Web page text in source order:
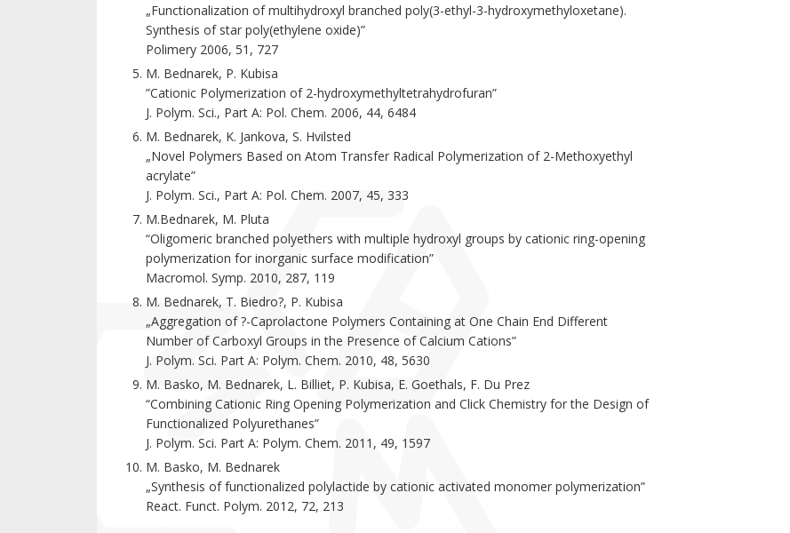
„Functionalization of multihydroxyl branched poly(3-ethyl-3-hydroxymethyloxetane).
Synthesis of star poly(ethylene oxide)”
Polimery 2006, 51, 727
M. Bednarek, P. Kubisa
”Cationic Polymerization of 2-hydroxymethyltetrahydrofuran”
J. Polym. Sci., Part A: Pol. Chem. 2006, 44, 6484
M. Bednarek, K. Jankova, S. Hvilsted
„Novel Polymers Based on Atom Transfer Radical Polymerization of 2-Methoxyethyl
acrylate”
J. Polym. Sci., Part A: Pol. Chem. 2007, 45, 333
M.Bednarek, M. Pluta
“Oligomeric branched polyethers with multiple hydroxyl groups by cationic ring-opening
polymerization for inorganic surface modification”
Macromol. Symp. 2010, 287, 119
M. Bednarek, T. Biedro?, P. Kubisa
„Aggregation of ?-Caprolactone Polymers Containing at One Chain End Different
Number of Carboxyl Groups in the Presence of Calcium Cations”
J. Polym. Sci. Part A: Polym. Chem. 2010, 48, 5630
M. Basko, M. Bednarek, L. Billiet, P. Kubisa, E. Goethals, F. Du Prez
“Combining Cationic Ring Opening Polymerization and Click Chemistry for the Design of
Functionalized Polyurethanes”
J. Polym. Sci. Part A: Polym. Chem. 2011, 49, 1597
M. Basko, M. Bednarek
„Synthesis of functionalized polylactide by cationic activated monomer polymerization”
React. Funct. Polym. 2012, 72, 213